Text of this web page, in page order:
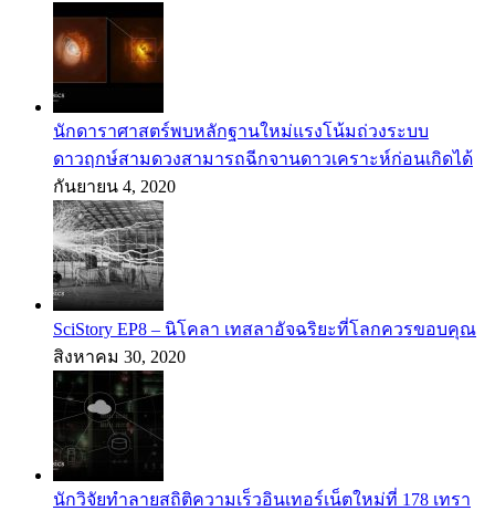
นักดาราศาสตร์พบหลักฐานใหม่แรงโน้มถ่วงระบบ
ดาวฤกษ์สามดวงสามารถฉีกจานดาวเคราะห์ก่อนเกิดได้
กันยายน 4, 2020
SciStory EP8 – นิโคลา เทสลาอัจฉริยะที่โลกควรขอบคุณ
สิงหาคม 30, 2020
นักวิจัยทำลายสถิติความเร็วอินเทอร์เน็ตใหม่ที่ 178 เทรา